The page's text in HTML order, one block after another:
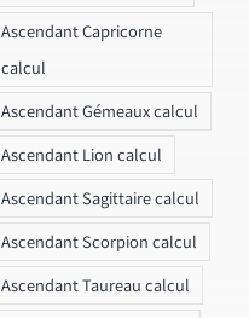
Ascendant Capricorne
calcul
Ascendant Gémeaux calcul
Ascendant Lion calcul
Ascendant Sagittaire calcul
Ascendant Scorpion calcul
Ascendant Taureau calcul